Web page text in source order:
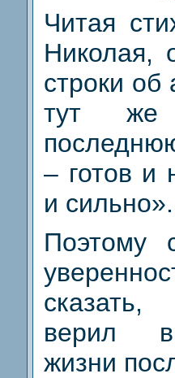
Читая
Николая,
строки об
тут же
– готов и
и сильно».
Поэтому
верил в
жизни